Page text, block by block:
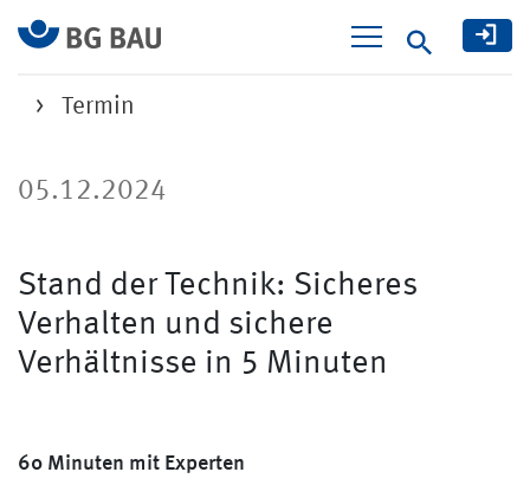
Suche
Termin
05.12.2024
Stand der Technik: Sicheres
Verhalten und sichere
Verhältnisse in 5 Minuten
60 Minuten mit Experten